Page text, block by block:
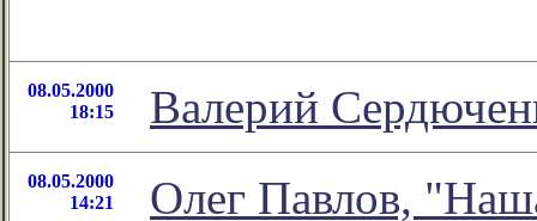
08.05.2000
18:15
Валерий
08.05.2000
14:21
Олег Павлов,